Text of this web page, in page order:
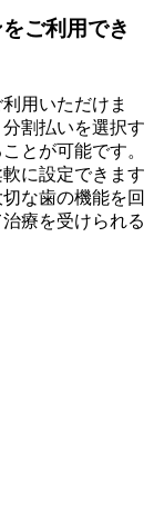
ご利用でき
用いただけま
割払いを選択す
とが可能です。
に設定できます
な歯の機能を回
療を受けられる